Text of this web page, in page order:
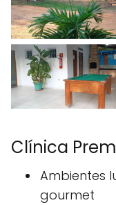
Clínica
Ambientes
gourmet